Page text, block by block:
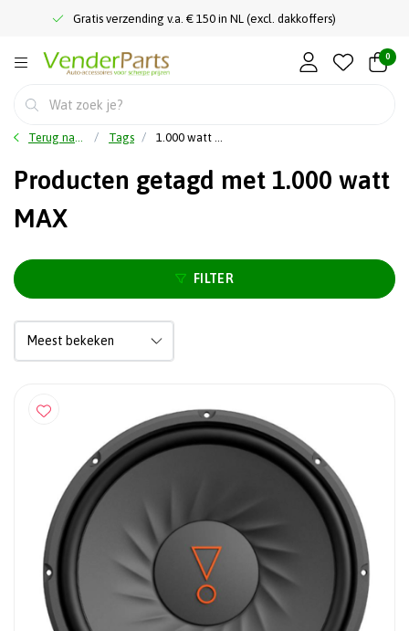
Gratis verzending v.a. € 150 in NL (excl. dakkoffers)
0
Terug naar home Tags 1.000 watt MAX
Producten getagd met 1.000 watt
MAX
FILTER